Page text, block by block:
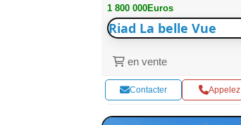
1 800 000Euros
Riad La belle Vue
en vente
Contacter Appelez